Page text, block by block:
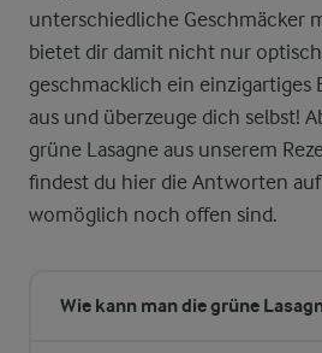
unterschiedliche Geschmäcker
bietet dir damit nicht nur
geschmacklich ein einzigartiges
aus und überzeuge dich selbst!
grüne Lasagne aus unserem
findest du hier die Antworten
womöglich noch offen sind.
Wie kann man die grüne